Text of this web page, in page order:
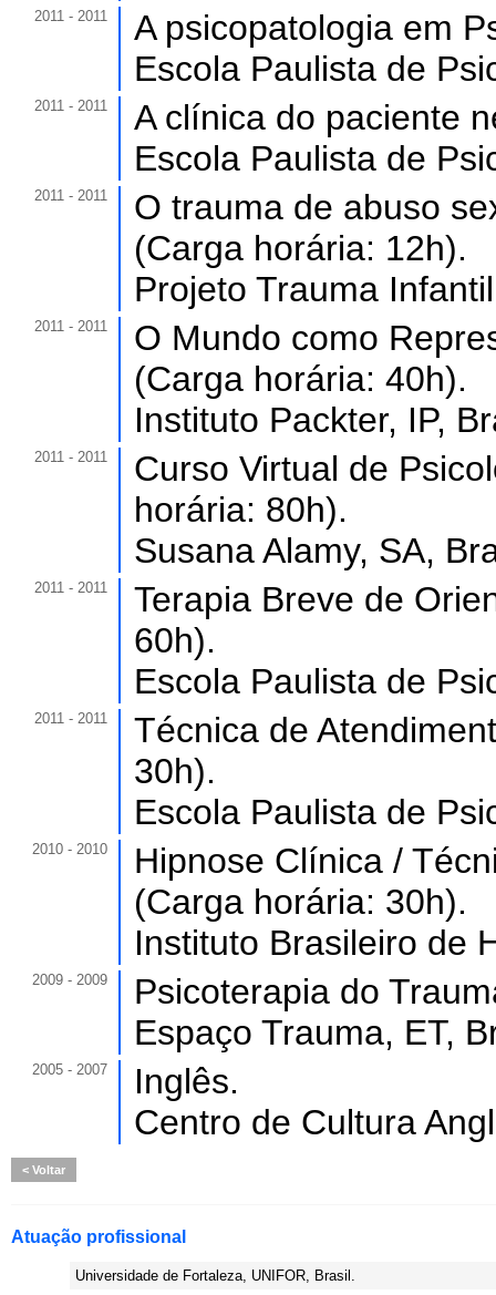
2011 - 2011
A psicopatologia em
Escola Paulista de
2011 - 2011
A clínica do paciente
Escola Paulista de
2011 - 2011
O trauma de abuso
(Carga horária: 12h).
Projeto Trauma
2011 - 2011
O Mundo como
(Carga horária: 40h).
Instituto Packter, IP,
2011 - 2011
Curso Virtual de
horária: 80h).
Susana Alamy, SA,
2011 - 2011
Terapia Breve de
60h).
Escola Paulista de
2011 - 2011
Técnica de
30h).
Escola Paulista de
2010 - 2010
Hipnose Clínica /
(Carga horária: 30h).
Instituto Brasileiro de
2009 - 2009
Psicoterapia do
Espaço Trauma, ET,
2005 - 2007
Inglês.
Centro de Cultura
Voltar
Atuação profissional
Universidade de Fortaleza, UNIFOR, Brasil.